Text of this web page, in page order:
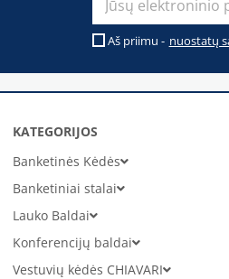
Aš priimu - nuostatų
KATEGORIJOS
Banketinės Kėdės
Banketiniai stalai
Lauko Baldai
Konferencijų baldai
Vestuvių kėdės CHIAVARI